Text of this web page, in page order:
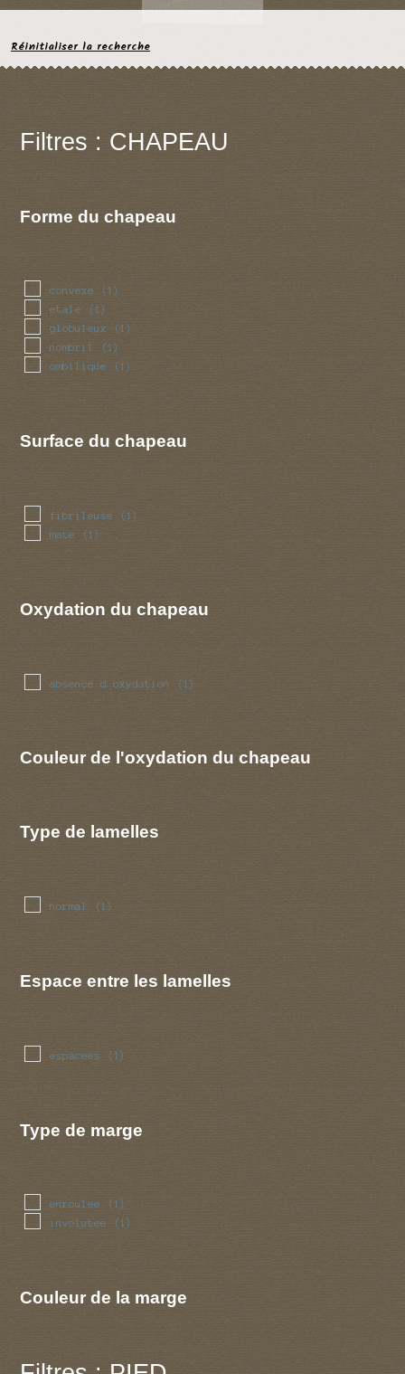
Réinitialiser la recherche
Filtres : CHAPEAU
Forme du chapeau
convexe (1)
etale (1)
globuleux (1)
nombril (1)
ombilique (1)
Surface du chapeau
fibrileuse (1)
mate (1)
Oxydation du chapeau
absence d oxydation (1)
Couleur de l'oxydation du chapeau
Type de lamelles
normal (1)
Espace entre les lamelles
espacees (1)
Type de marge
enroulee (1)
involutee (1)
Couleur de la marge